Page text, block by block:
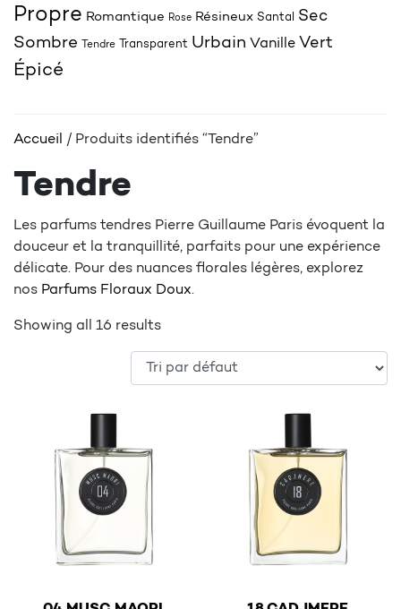
Propre Romantique Rose Résineux Santal Sec
Sombre Tendre Transparent Urbain Vanille Vert
Épicé
Accueil / Produits identifiés “Tendre”
Tendre
Les parfums tendres Pierre Guillaume Paris évoquent la
douceur et la tranquillité, parfaits pour une expérience
délicate. Pour des nuances florales légères, explorez
nos Parfums Floraux Doux.
Showing all 16 results